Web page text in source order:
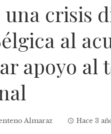
crisis
al
apoyo al
Almaraz Hace 3